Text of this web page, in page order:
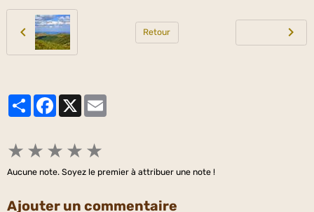
Retour
PartagerFacebook
★ ★ ★ ★ ★
Aucune note. Soyez le premier à attribuer une note !
Ajouter un commentaire